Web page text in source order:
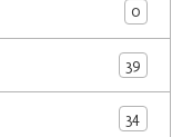
0
39
34